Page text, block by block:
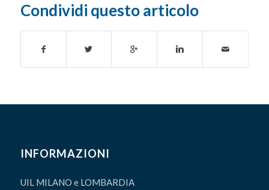
Condividi questo articolo
INFORMAZIONI
UIL MILANO e LOMBARDIA